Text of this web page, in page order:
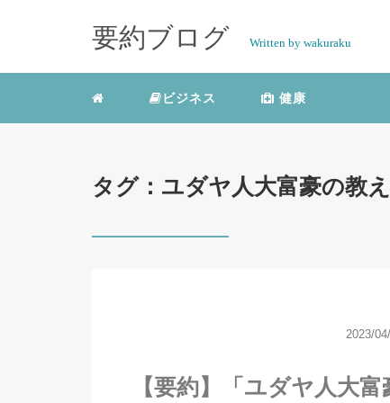
要約ブログ Written by wakuraku
ビジネス 健康
タグ：ユダヤ人大富豪の教
2023/
【要約】「ユダヤ人大